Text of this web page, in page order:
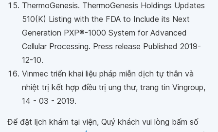
ThermoGenesis. ThermoGenesis Holdings Updates
510(K) Listing with the FDA to Include its Next
Generation PXP®-1000 System for Advanced
Cellular Processing. Press release Published 2019-
12-10.
Vinmec triển khai liệu pháp miễn dịch tự thân và
nhiệt trị kết hợp điều trị ung thư, trang tin Vingroup,
14 - 03 - 2019.
Để đặt lịch khám tại viện, Quý khách vui lòng bấm số